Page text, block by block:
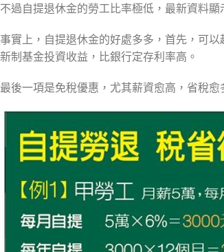
不過自提退休金的勞工比率極低，最新資料
事實上，自提退休金的好處多多，首先，可
新制基金投資收益，比銀行定存利率高。
最後一項是免稅優惠，尤其薪資愈高，省稅愈